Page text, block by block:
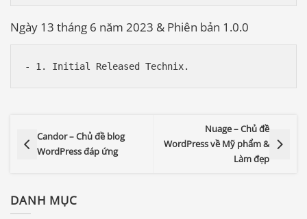
Ngày 13 tháng 6 năm 2023 & Phiên bản 1.0.0
Candor – Chủ đề blog
WordPress đáp ứng
Nuage – Chủ đề
WordPress về Mỹ phẩm &
Làm đẹp
DANH MỤC